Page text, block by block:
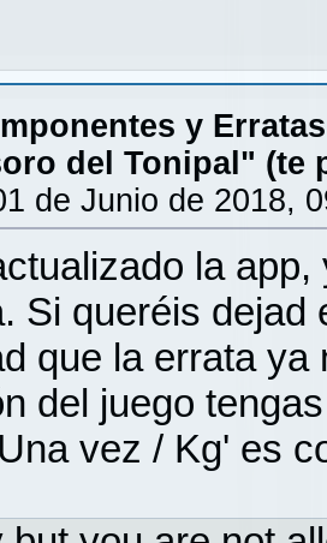
y Erratas
del Tonipal" (te
de Junio de 2018,
la
Si queréis dejad
que la errata
del juego
vez / Kg' es